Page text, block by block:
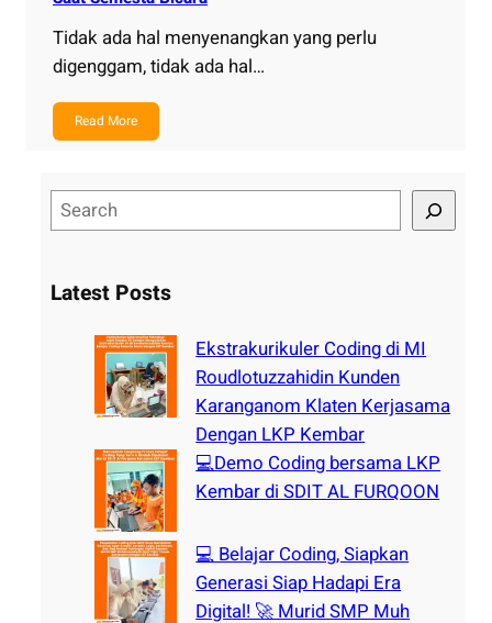
Tidak ada hal menyenangkan yang perlu
digenggam, tidak ada hal…
Read More
e
rLatest Posts
Ekstrakurikuler Coding di MI
Roudlotuzzahidin Kunden
Karanganom Klaten Kerjasama
Dengan LKP Kembar
💻Demo Coding bersama LKP
Kembar di SDIT AL FURQOON
💻 Belajar Coding, Siapkan
Generasi Siap Hadapi Era
Digital! 🚀 Murid SMP Muh